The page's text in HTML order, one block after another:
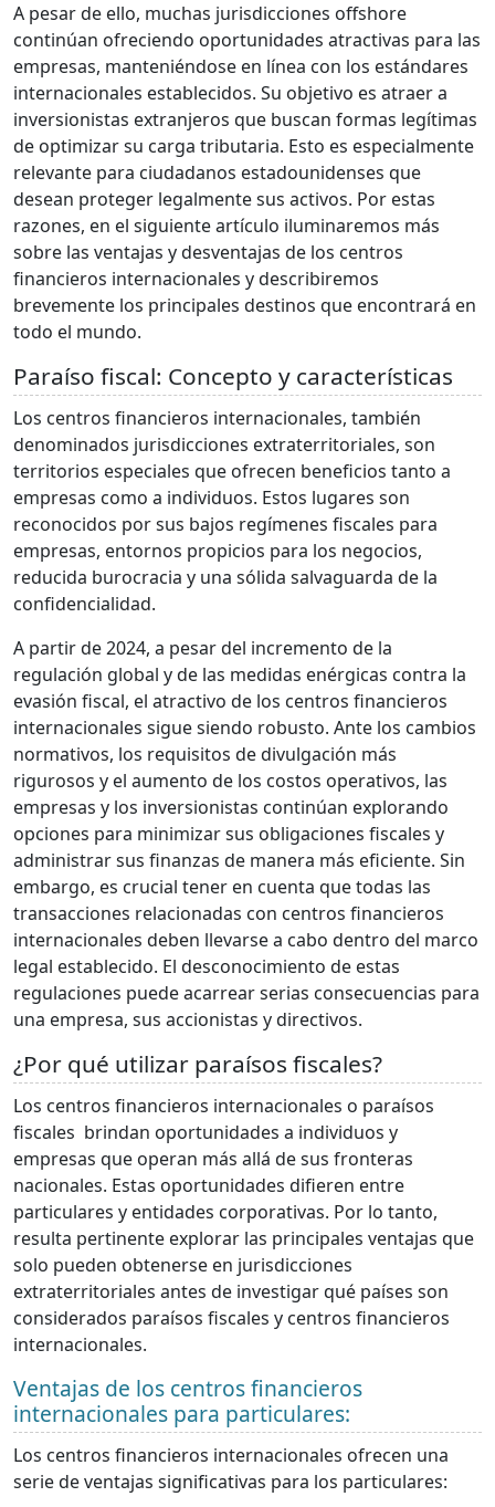
A pesar de ello, muchas jurisdicciones offshore
continúan ofreciendo oportunidades atractivas para las
empresas, manteniéndose en línea con los estándares
internacionales establecidos. Su objetivo es atraer a
inversionistas extranjeros que buscan formas legítimas
de optimizar su carga tributaria. Esto es especialmente
relevante para ciudadanos estadounidenses que
desean proteger legalmente sus activos. Por estas
razones, en el siguiente artículo iluminaremos más
sobre las ventajas y desventajas de los centros
financieros internacionales y describiremos
brevemente los principales destinos que encontrará en
todo el mundo.
Paraíso fiscal: Concepto y características
Los centros financieros internacionales, también
denominados jurisdicciones extraterritoriales, son
territorios especiales que ofrecen beneficios tanto a
empresas como a individuos. Estos lugares son
reconocidos por sus bajos regímenes fiscales para
empresas, entornos propicios para los negocios,
reducida burocracia y una sólida salvaguarda de la
confidencialidad.
A partir de 2024, a pesar del incremento de la
regulación global y de las medidas enérgicas contra la
evasión fiscal, el atractivo de los centros financieros
internacionales sigue siendo robusto. Ante los cambios
normativos, los requisitos de divulgación más
rigurosos y el aumento de los costos operativos, las
empresas y los inversionistas continúan explorando
opciones para minimizar sus obligaciones fiscales y
administrar sus finanzas de manera más eficiente. Sin
embargo, es crucial tener en cuenta que todas las
transacciones relacionadas con centros financieros
internacionales deben llevarse a cabo dentro del marco
legal establecido. El desconocimiento de estas
regulaciones puede acarrear serias consecuencias para
una empresa, sus accionistas y directivos.
¿Por qué utilizar paraísos fiscales?
Los centros financieros internacionales o paraísos
fiscales brindan oportunidades a individuos y
empresas que operan más allá de sus fronteras
nacionales. Estas oportunidades difieren entre
particulares y entidades corporativas. Por lo tanto,
resulta pertinente explorar las principales ventajas que
solo pueden obtenerse en jurisdicciones
extraterritoriales antes de investigar qué países son
considerados paraísos fiscales y centros financieros
internacionales.
Ventajas de los centros financieros
internacionales para particulares:
Los centros financieros internacionales ofrecen una
serie de ventajas significativas para los particulares: